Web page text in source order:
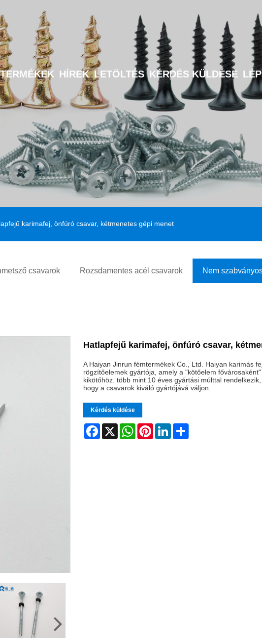
TERMÉKEK HÍREK LETÖLTÉS KÉRDÉS KÜLDÉSE
karimafej, önfúró csavar, kétmenetes gépi menet
csavarok Rozsdamentes acél csavarok Nem
Hatlapfejű karimafej, önfúró csavar,
A Haiyan Jinrun fémtermékek Co., Ltd. Haiyan karimás
rögzítőelemek gyártója, amely a "kötőelem
kikötőhöz. több mint 10 éves gyártási múlttal
hogy a csavarok kiváló gyártójává váljon.
Kérdés küldése
Facebook
X WhatsAppPinterestLinkedIn